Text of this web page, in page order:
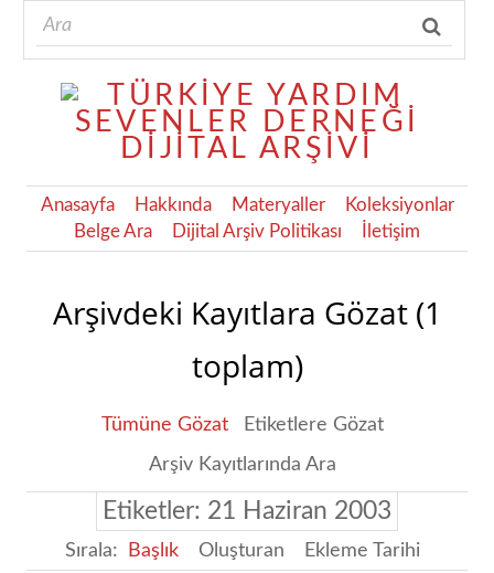
Anasayfa Hakkında Materyaller
Koleksiyonlar
Belge Ara
Dijital Arşiv Politikası İletişim
Arşivdeki Kayıtlara Gözat (1
toplam)
Tümüne Gözat
Etiketlere Gözat
Arşiv Kayıtlarında Ara
Etiketler: 21 Haziran 2003
Sırala: Başlık Oluşturan Ekleme Tarihi